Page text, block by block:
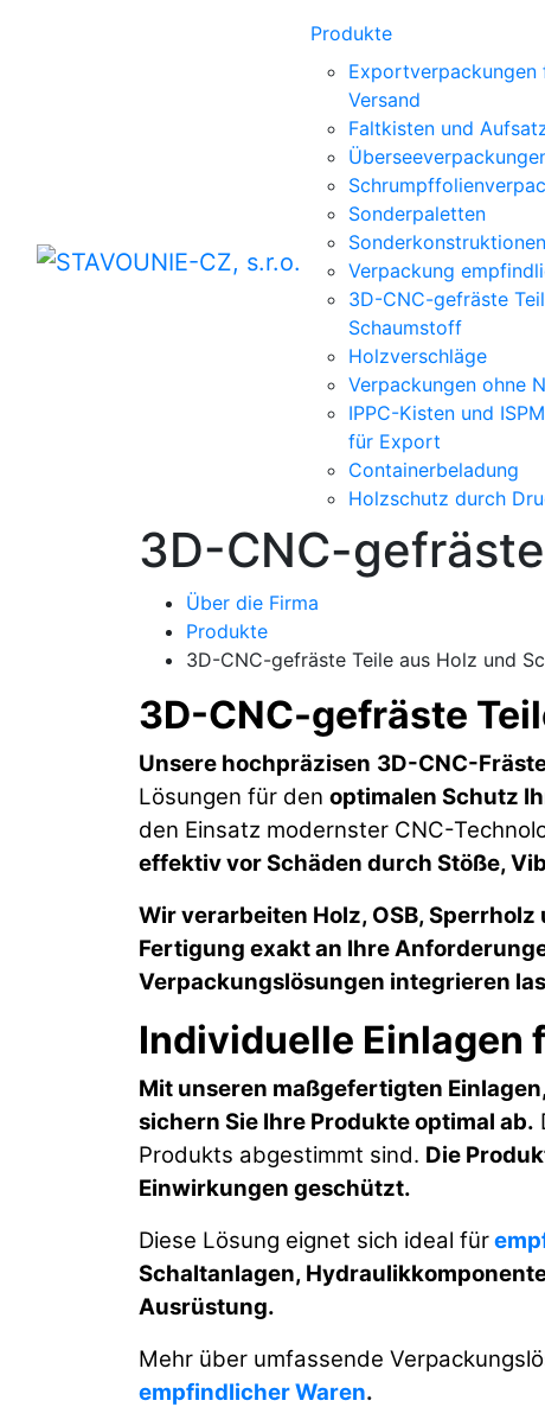
Produkte
Versand
Faltkisten und
Sonderpaletten
Sonderkonstruktionen
Verpackung
3D-CNC-gefräste
Schaumstoff
Holzverschläge
Verpackungen ohne
IPPC-Kisten und
für Export
Containerbeladung
Holzschutz durch
3D-CNC-
Über die Firma
Produkte
3D-CNC-gefräste Teile aus Holz und
3D-CNC-gefräste
Unsere hochpräzisen 3D-CNC-
Lösungen für den optimalen Schutz
den Einsatz modernster CNC-
effektiv vor Schäden durch Stöße,
Wir verarbeiten Holz, OSB,
Fertigung exakt an Ihre
Verpackungslösungen integrieren
Individuelle Einlagen
Mit unseren maßgefertigten
sichern Sie Ihre Produkte optimal ab.
Produkts abgestimmt sind. Die
Einwirkungen geschützt.
Diese Lösung eignet sich ideal für
Schaltanlagen,
Ausrüstung.
Mehr über umfassende
empfindlicher Waren.